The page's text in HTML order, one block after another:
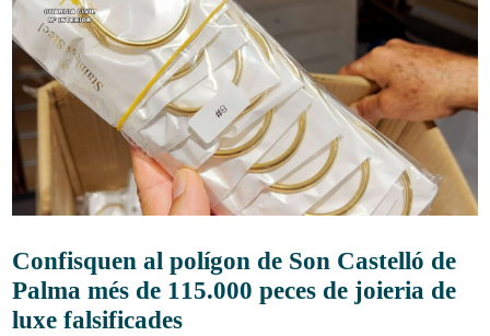
Confisquen al polígon de Son Castelló de
Palma més de 115.000 peces de joieria de
luxe falsificades